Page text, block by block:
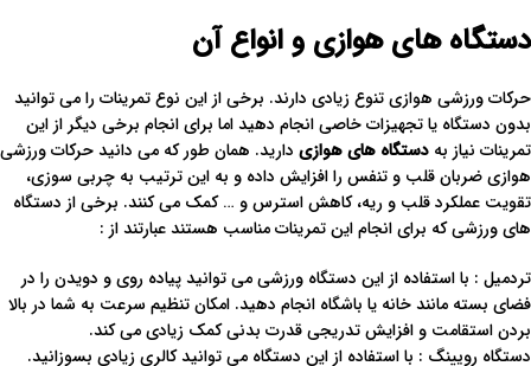
دستگاه های هوازی و انواع آن
حرکات ورزشی هوازی تنوع زیادی دارند. برخی از این نوع تمرینات را می توانید
بدون دستگاه یا تجهیزات خاصی انجام دهید اما برای انجام برخی دیگر از این
تمرینات نیاز به دستگاه های هوازی دارید. همان طور که می دانید حرکات ورزشی
هوازی ضربان قلب و تنفس را افزایش داده و به این ترتیب به چربی سوزی،
تقویت عملکرد قلب و ریه، کاهش استرس و … کمک می کنند. برخی از دستگاه
های ورزشی که برای انجام این تمرینات مناسب هستند عبارتند از :
تردمیل : با استفاده از این دستگاه ورزشی می توانید پیاده روی و دویدن را در
فضای بسته مانند خانه یا باشگاه انجام دهید. امکان تنظیم سرعت به شما در بالا
بردن استقامت و افزایش تدریجی قدرت بدنی کمک زیادی می کند.
دستگاه رویینگ : با استفاده از این دستگاه می توانید کالری زیادی بسوزانید.